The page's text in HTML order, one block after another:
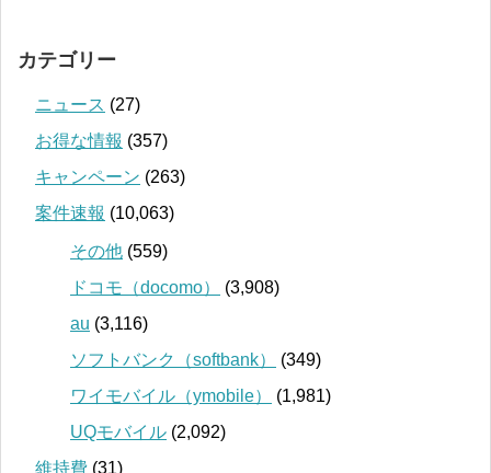
カテゴリー
ニュース (27)
お得な情報 (357)
キャンペーン (263)
案件速報 (10,063)
その他 (559)
ドコモ（docomo）
(3,908)
au (3,116)
ソフトバンク（softbank）
(349)
ワイモバイル（ymobile）
(1,981)
UQモバイル (2,092)
維持費 (31)